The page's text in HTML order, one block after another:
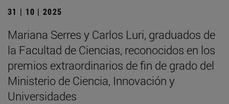
31 | 10 | 2025
Mariana Serres y Carlos Luri, graduados de
la Facultad de Ciencias, reconocidos en los
premios extraordinarios de fin de grado del
Ministerio de Ciencia, Innovación y
Universidades